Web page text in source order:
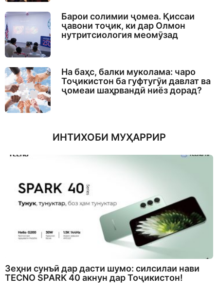
Барои солимии ҷомеа. Қиссаи
ҷавони тоҷик, ки дар Олмон
нутритсиология меомӯзад
На баҳс, балки муколама: чаро
Тоҷикистон ба гуфтугӯи давлат ва
ҷомеаи шаҳрвандӣ ниёз дорад?
ИНТИХОБИ МУҲАРРИР
Зеҳни сунъӣ дар дасти шумо: силсилаи нави
TECNO SPARK 40 акнун дар Тоҷикистон!